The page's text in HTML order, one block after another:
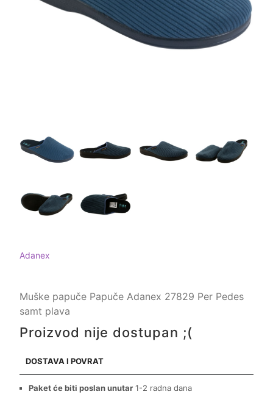
Adanex
Muške papuče Papuče Adanex 27829 Per Pedes
samt plava
Proizvod nije dostupan ;(
DOSTAVA I POVRAT
Paket će biti poslan unutar 1-2 radna dana